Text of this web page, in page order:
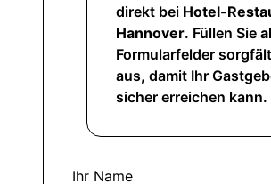
direkt bei Hotel-
Hannover. Füllen Sie
Formularfelder
aus, damit Ihr
sicher erreichen kann.
Ihr Name